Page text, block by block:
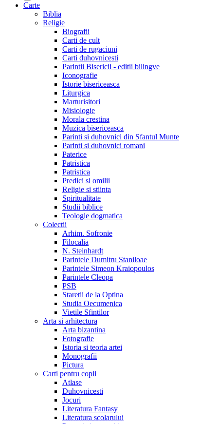
Carte
Biblia
Religie
Biografii
Carti de cult
Carti de rugaciuni
Carti duhovnicesti
Parintii Bisericii - editii bilingve
Iconografie
Istorie bisericeasca
Liturgica
Marturisitori
Misiologie
Morala crestina
Muzica bisericeasca
Parinti si duhovnici din Sfantul Munte
Parinti si duhovnici romani
Paterice
Patristica
Patristica
Predici si omilii
Religie si stiinta
Spiritualitate
Studii biblice
Teologie dogmatica
Colectii
Arhim. Sofronie
Filocalia
N. Steinhardt
Parintele Dumitru Staniloae
Parintele Simeon Kraiopoulos
Parintele Cleopa
PSB
Staretii de la Optina
Studia Oecumenica
Vietile Sfintilor
Arta si arhitectura
Arta bizantina
Fotografie
Istoria si teoria artei
Monografii
Pictura
Carti pentru copii
Atlase
Duhovnicesti
Jocuri
Literatura Fantasy
Literatura scolarului